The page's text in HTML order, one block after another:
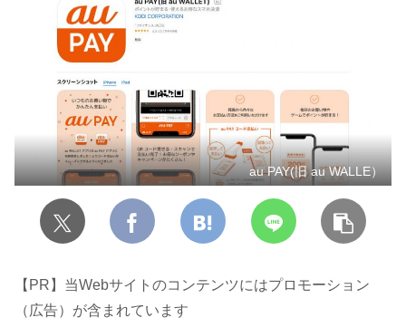
au PAY(旧 au WALLE）
【PR】当Webサイトのコンテンツにはプロモーション
（広告）が含まれています